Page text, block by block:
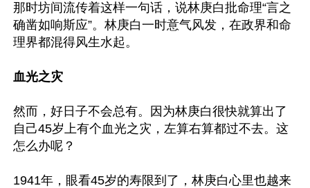
那时坊间流传着这样一句话，说林庚白批命理“言之
确凿如响斯应”。林庚白一时意气风发，在政界和命
理界都混得风生水起。
血光之灾
然而，好日子不会总有。因为林庚白很快就算出了
自己45岁上有个血光之灾，左算右算都过不去。这
怎么办呢？
1941年，眼看45岁的寿限到了，林庚白心里也越来